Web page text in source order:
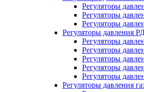
Регуляторы
Регуляторы
Регуляторы
Регуляторы давления
Регуляторы
Регуляторы
Регуляторы
Регуляторы
Регуляторы
Регуляторы давления